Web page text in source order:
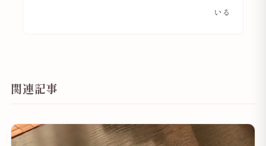
いる
関連記事